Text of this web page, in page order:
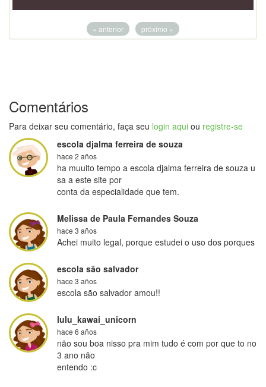
« anterior próximo »
Comentários
Para deixar seu comentário, faça seu login aqui ou registre-se
escola djalma ferreira de souza
hace 2 años
ha muuito tempo a escola djalma ferreira de souza u
sa a este site por
conta da especialidade que tem.
Melissa de Paula Fernandes Souza
hace 3 años
Achei muito legal, porque estudei o uso dos porques
escola são salvador
hace 3 años
escola são salvador amou!!
lulu_kawai_unicorn
hace 6 años
não sou boa nisso pra mim tudo é com por que to no
3 ano não
entendo :c